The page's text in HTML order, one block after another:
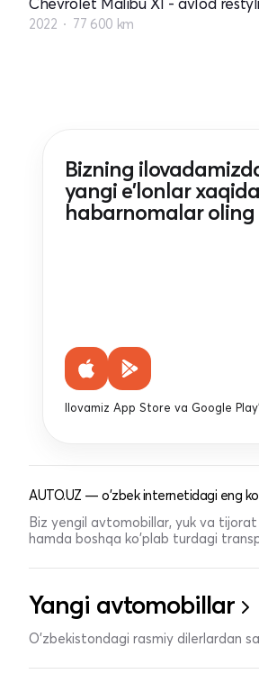
2022 77 600 km
Bizning
yangi e'lonlar xaqida
habarnomalar oling
Ilovamiz App Store va Google
AUTO.UZ — o'zbek internetidagi eng
Biz yengil avtomobillar, yuk va
hamda boshqa ko'plab turdagi
Yangi avtomobillar
O'zbekistondagi rasmiy dilerlardan